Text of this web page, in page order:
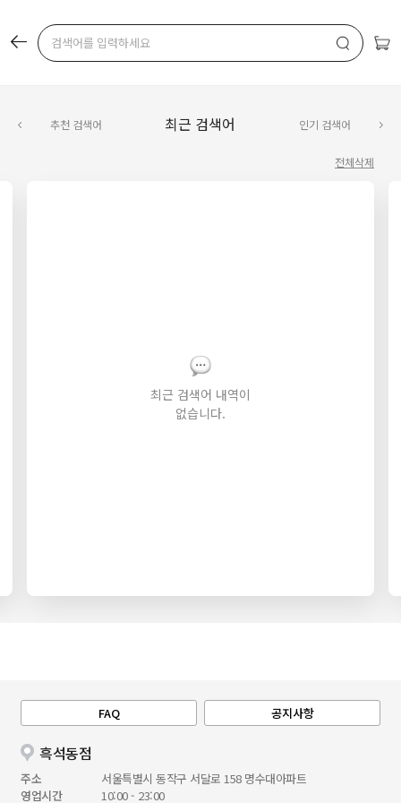
추천 검색어 최근 검색어 인기 검색어
전체삭제
최근 검색어 내역이
없습니다.
FAQ 공지사항
흑석동점
주소
서울특별시 동작구 서달로 158 명수대아파트
영업시간
10:00 - 23:00